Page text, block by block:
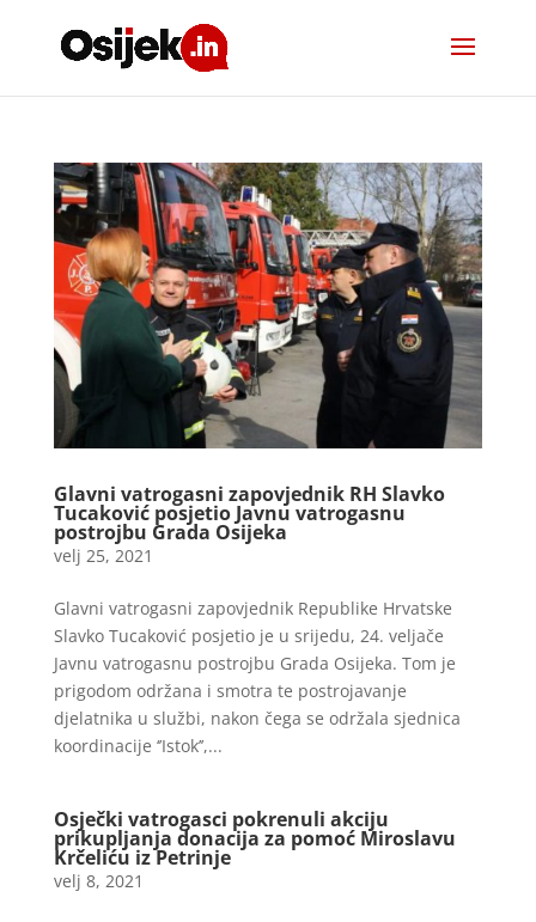
Glavni vatrogasni zapovjednik RH Slavko
Tucaković posjetio Javnu vatrogasnu
postrojbu Grada Osijeka
velj 25, 2021
Glavni vatrogasni zapovjednik Republike Hrvatske
Slavko Tucaković posjetio je u srijedu, 24. veljače
Javnu vatrogasnu postrojbu Grada Osijeka. Tom je
prigodom održana i smotra te postrojavanje
djelatnika u službi, nakon čega se održala sjednica
koordinacije ‘’Istok’’,...
Osječki vatrogasci pokrenuli akciju
prikupljanja donacija za pomoć Miroslavu
Krčeliću iz Petrinje
velj 8, 2021